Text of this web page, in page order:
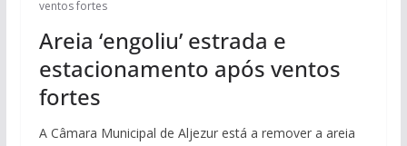
ventos fortes
Areia ‘engoliu’ estrada e
estacionamento após ventos
fortes
A Câmara Municipal de Aljezur está a remover a areia